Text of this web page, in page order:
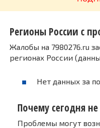
Регионы России с
Жалобы на 7980276.ru
регионах России
Нет данных за
Почему сегодня
Проблемы могут